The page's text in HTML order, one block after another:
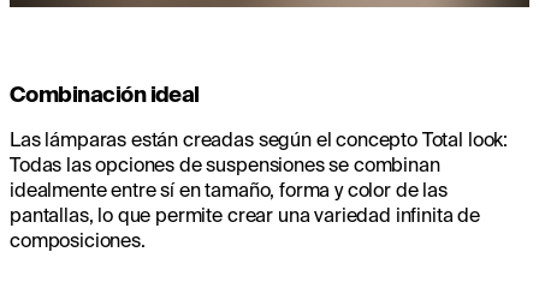
Combinación ideal
Las lámparas están creadas según el concepto Total look:
Todas las opciones de suspensiones se combinan
idealmente entre sí en tamaño, forma y color de las
pantallas, lo que permite crear una variedad infinita de
composiciones.